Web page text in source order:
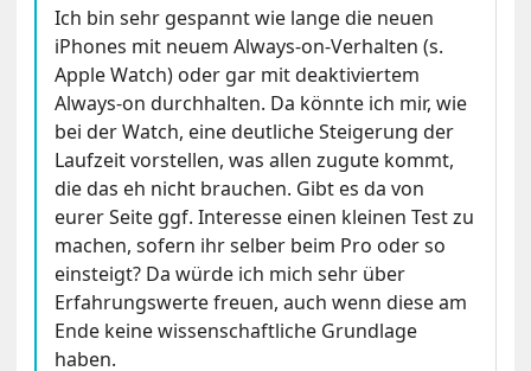
Ich bin sehr gespannt wie lange die neuen
iPhones mit neuem Always-on-Verhalten (s.
Apple Watch) oder gar mit deaktiviertem
Always-on durchhalten. Da könnte ich mir, wie
bei der Watch, eine deutliche Steigerung der
Laufzeit vorstellen, was allen zugute kommt,
die das eh nicht brauchen. Gibt es da von
eurer Seite ggf. Interesse einen kleinen Test zu
machen, sofern ihr selber beim Pro oder so
einsteigt? Da würde ich mich sehr über
Erfahrungswerte freuen, auch wenn diese am
Ende keine wissenschaftliche Grundlage
haben.